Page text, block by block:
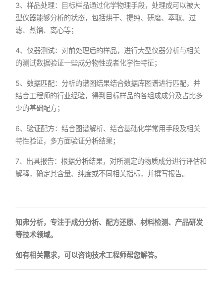
3、样品处理：目标样品通过化学物理手段，处理成可以被大
型仪器能够分析的状态，包括烘干、提纯、研磨、萃取、过
滤、蒸馏、离心等；
4、仪器测试：对前处理后的样品，进行大型仪器分析与相关
的测试数据验证一些成分物性或者化学性特征；
5、数据匹配：分析的谱图结果结合数据库图谱进行匹配，并
结合工程师的行业经验，得到目标样品的各组成成分及占比多
少的基础配方；
6、验证配方：结合图谱解析、结合基础化学常用手段及相关
特性验证，多方面验证分析结果；
7、出具报告：根据分析结果，对所测定的物质成分进行评估和
解释，确定其含量、纯度或不同相关指标，并撰写报告。
知弗分析，专注于成分分析、配方还原、材料检测、产品研发
等技术领域。
如有相关需求，可以咨询技术工程师帮您解答。